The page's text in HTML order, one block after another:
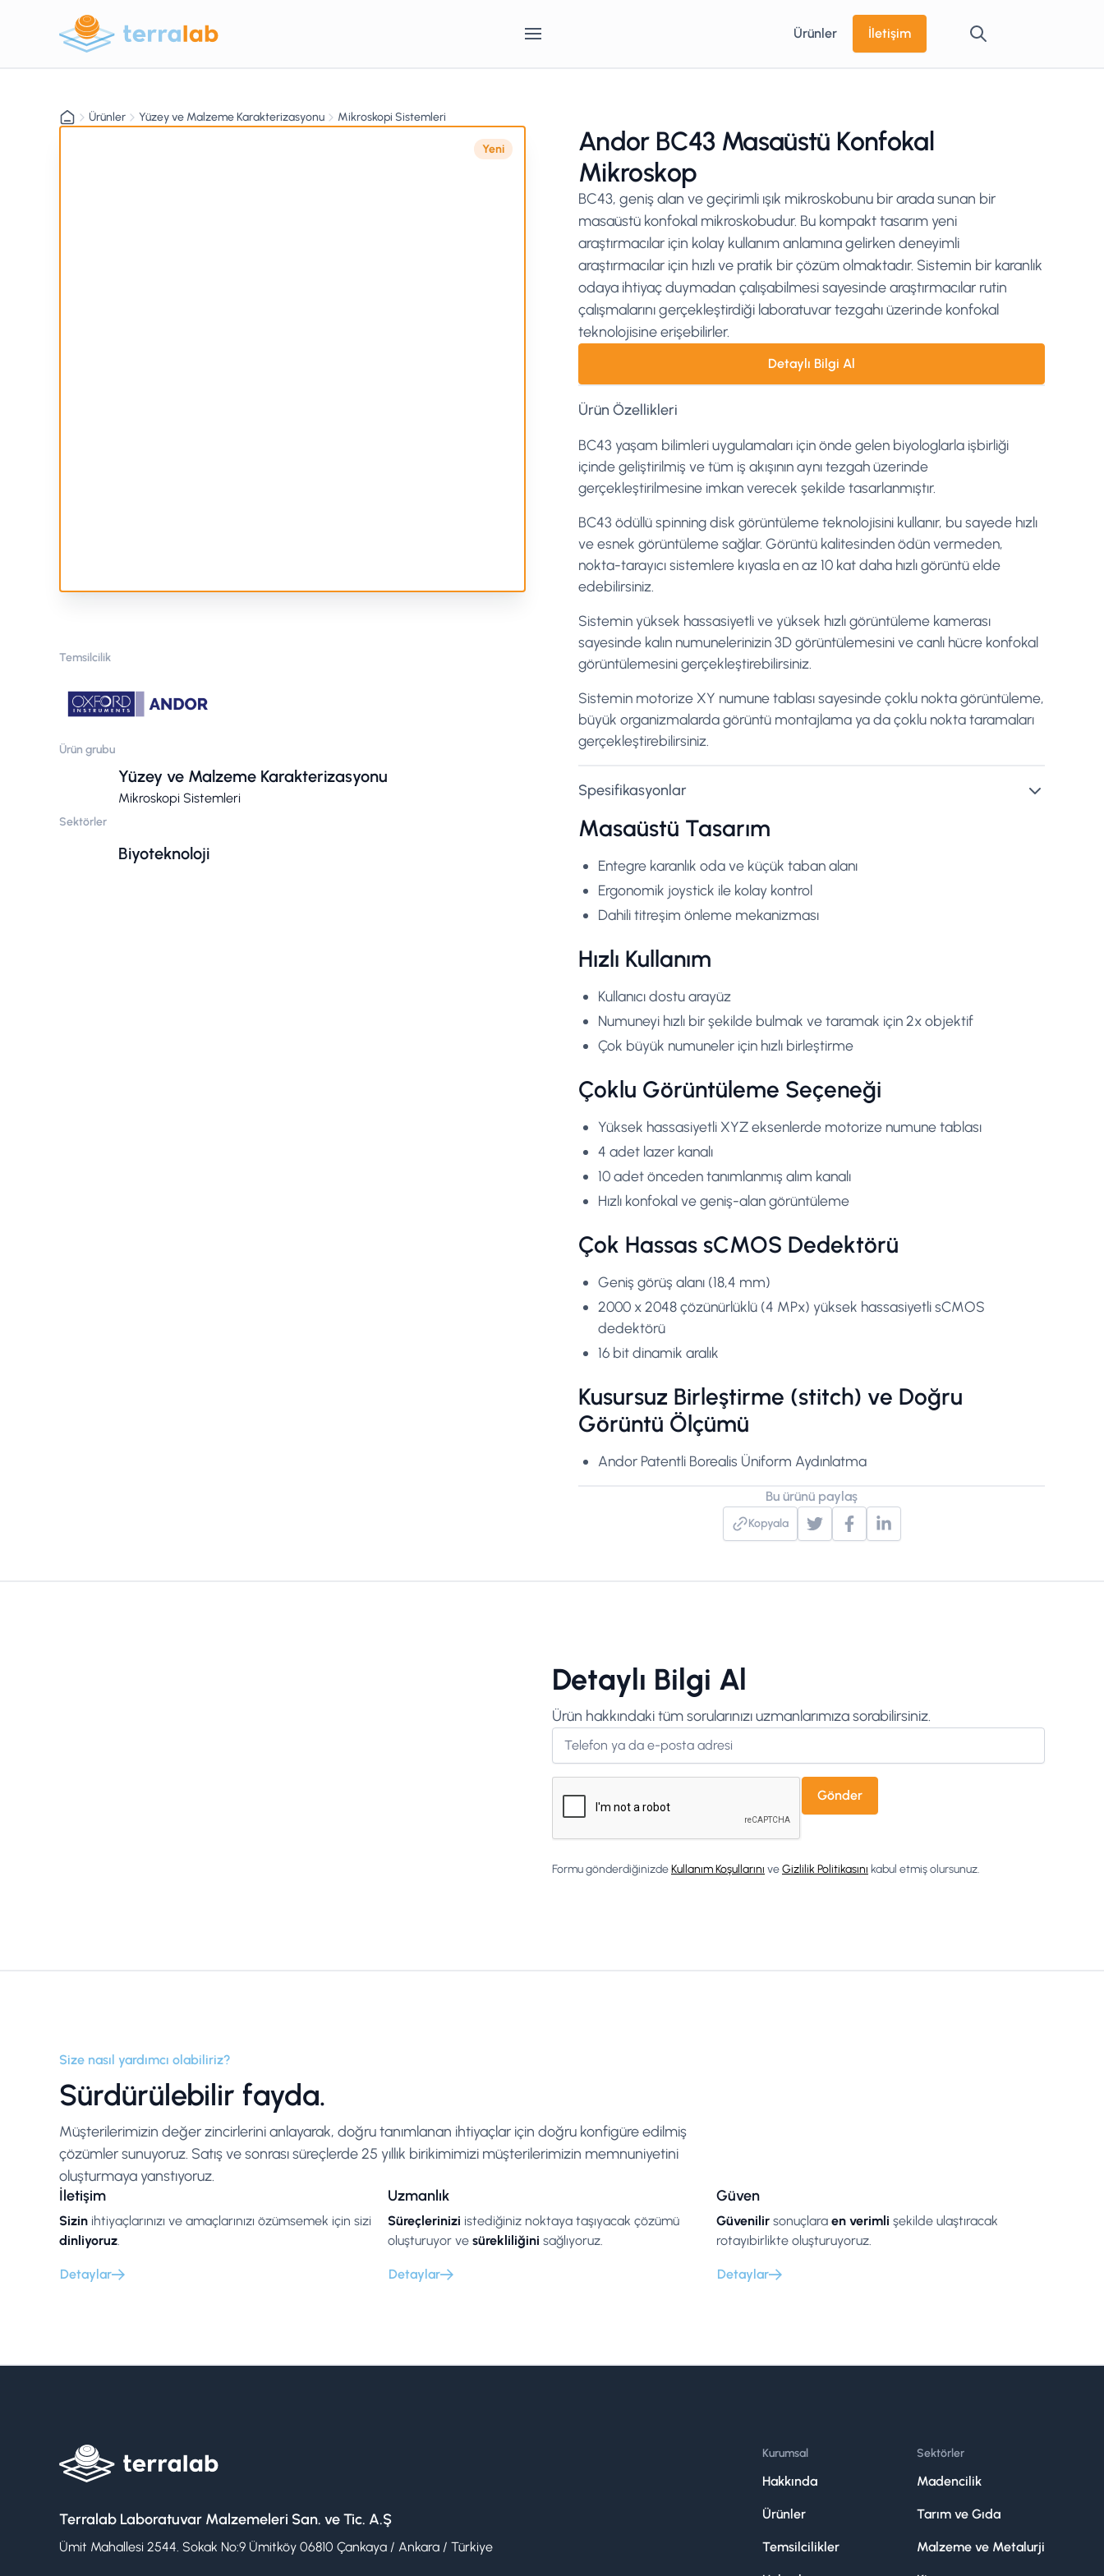
Ürünler İletişim
Ürünler Yüzey ve Malzeme Karakterizasyonu Mikroskopi Sistemleri
Yeni
Andor BC43 Masaüstü Konfokal
Mikroskop
BC43, geniş alan ve geçirimli ışık mikroskobunu bir arada sunan bir
masaüstü konfokal mikroskobudur. Bu kompakt tasarım yeni
araştırmacılar için kolay kullanım anlamına gelirken deneyimli
araştırmacılar için hızlı ve pratik bir çözüm olmaktadır. Sistemin bir karanlık
odaya ihtiyaç duymadan çalışabilmesi sayesinde araştırmacılar rutin
çalışmalarını gerçekleştirdiği laboratuvar tezgahı üzerinde konfokal
teknolojisine erişebilirler.
Detaylı Bilgi Al
Ürün Özellikleri
BC43 yaşam bilimleri uygulamaları için önde gelen biyologlarla işbirliği
içinde geliştirilmiş ve tüm iş akışının aynı tezgah üzerinde
gerçekleştirilmesine imkan verecek şekilde tasarlanmıştır.
BC43 ödüllü spinning disk görüntüleme teknolojisini kullanır, bu sayede hızlı
ve esnek görüntüleme sağlar. Görüntü kalitesinden ödün vermeden,
nokta-tarayıcı sistemlere kıyasla en az 10 kat daha hızlı görüntü elde
edebilirsiniz.
Sistemin yüksek hassasiyetli ve yüksek hızlı görüntüleme kamerası
sayesinde kalın numunelerinizin 3D görüntülemesini ve canlı hücre konfokal
görüntülemesini gerçekleştirebilirsiniz.
Sistemin motorize XY numune tablası sayesinde çoklu nokta görüntüleme,
büyük organizmalarda görüntü montajlama ya da çoklu nokta taramaları
gerçekleştirebilirsiniz.
Spesifikasyonlar
Masaüstü Tasarım
Entegre karanlık oda ve küçük taban alanı
Ergonomik joystick ile kolay kontrol
Dahili titreşim önleme mekanizması
Hızlı Kullanım
Kullanıcı dostu arayüz
Numuneyi hızlı bir şekilde bulmak ve taramak için 2x objektif
Çok büyük numuneler için hızlı birleştirme
Çoklu Görüntüleme Seçeneği
Yüksek hassasiyetli XYZ eksenlerde motorize numune tablası
4 adet lazer kanalı
10 adet önceden tanımlanmış alım kanalı
Hızlı konfokal ve geniş-alan görüntüleme
Çok Hassas sCMOS Dedektörü
Geniş görüş alanı (18,4 mm)
2000 x 2048 çözünürlüklü (4 MPx) yüksek hassasiyetli sCMOS
dedektörü
16 bit dinamik aralık
Kusursuz Birleştirme (stitch) ve Doğru
Görüntü Ölçümü
Andor Patentli Borealis Üniform Aydınlatma
Bu ürünü paylaş
Kopyala
Temsilcilik
Ürün grubu
Yüzey ve Malzeme Karakterizasyonu
Mikroskopi Sistemleri
Sektörler
Biyoteknoloji
Detaylı Bilgi Al
Ürün hakkındaki tüm sorularınızı uzmanlarımıza sorabilirsiniz.
Formu gönderdiğinizdeKullanım Koşullarını veGizlilik Politikasını kabul etmiş olursunuz.
Size nasıl yardımcı olabiliriz?
Sürdürülebilir fayda.
Müşterilerimizin değer zincirlerini anlayarak, doğru tanımlanan ihtiyaçlar için doğru konfigüre edilmiş
çözümler sunuyoruz. Satış ve sonrası süreçlerde 25 yıllık birikimimizi müşterilerimizin memnuniyetini
oluşturmaya yanstıyoruz.
İletişim
Sizin ihtiyaçlarınızı ve amaçlarınızı özümsemek için sizi
dinliyoruz.
Detaylar
Uzmanlık
Süreçlerinizi istediğiniz noktaya taşıyacak çözümü
oluşturuyor ve sürekliliğini sağlıyoruz.
Detaylar
Güven
Güvenilir sonuçlara en verimli şekilde ulaştıracak
rotayıbirlikte oluşturuyoruz.
Detaylar
Terralab Laboratuvar Malzemeleri San. ve Tic. A.Ş
Ümit Mahallesi 2544. Sokak No:9 Ümitköy 06810 Çankaya / Ankara / Türkiye
Kurumsal
Hakkında
Ürünler
Temsilcilikler
Sektörler
Madencilik
Tarım ve Gıda
Malzeme ve Metalurji